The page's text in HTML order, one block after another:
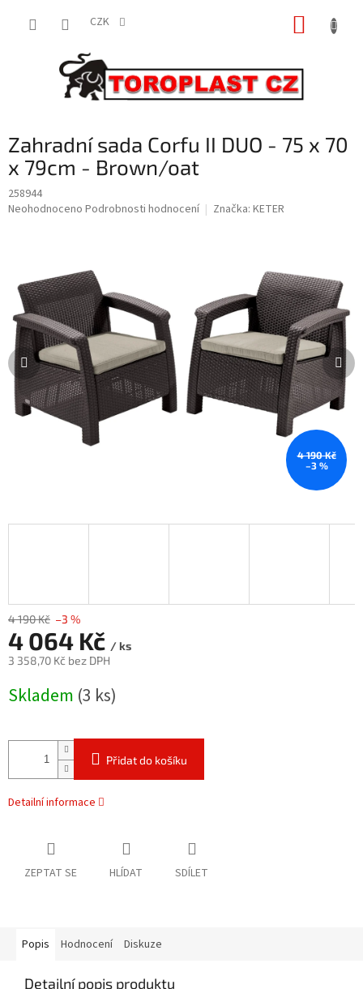
CZK
Zahradní sada Corfu II DUO - 75 x 70
x 79cm - Brown/oat
258944
Průměrné
hvězdiček.
Neohodnoceno Podrobnosti hodnocení Značka: KETER
4 190 Kč
–3 %
4 190 Kč –3 %
4 064 Kč / ks
3 358,70 Kč bez DPH
cena:
Skladem (3 ks)
Přidat do košíku
Detailní informace
ZEPTAT SE HLÍDAT SDÍLET
Popis Hodnocení Diskuze
Detailní popis produktu